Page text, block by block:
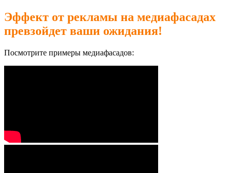
Эффект от рекламы на медиафасадах
превзойдет ваши ожидания!
Посмотрите примеры медиафасадов: